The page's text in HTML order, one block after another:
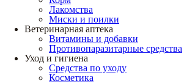
Лакомства
Миски и поилки
Ветеринарная аптека
Витамины и добавки
Противопаразитарные средства
Уход и гигиена
Средства по уходу
Косметика